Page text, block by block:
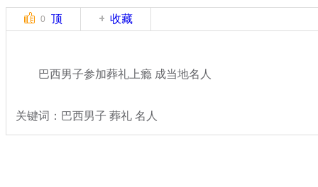
0 顶 收藏
巴西男子参加葬礼上瘾 成当地名人
关键词：巴西男子 葬礼 名人